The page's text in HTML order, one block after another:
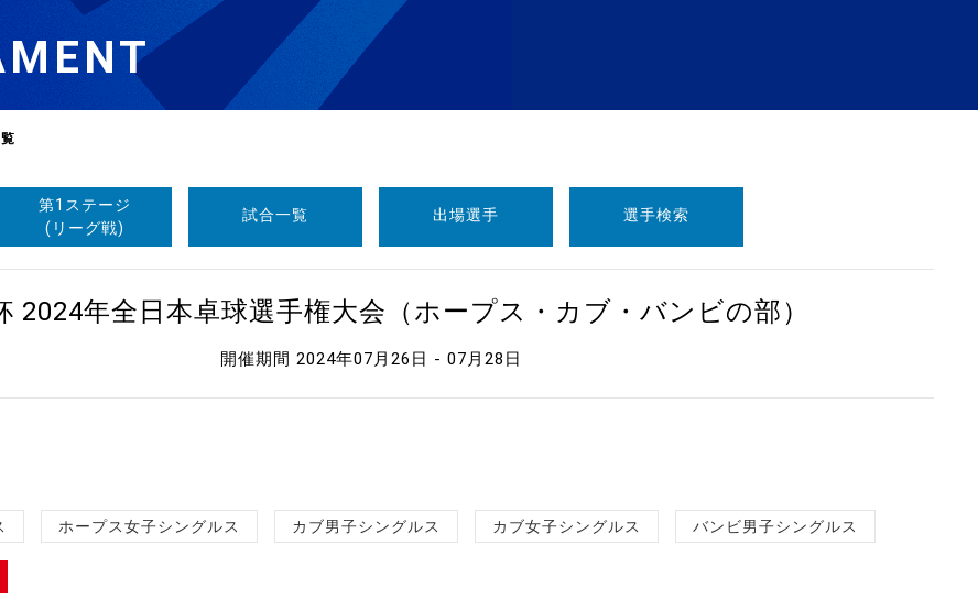
第1ステージ
(リーグ戦)
試合一覧 出場選手 選手検索
2024年全日本卓球選手権大会（ホープス・カブ・バンビの部）
開催期間 2024年07月26日 - 07月28日
ホープス女子シングルス カブ男子シングルス カブ女子シングルス バンビ男子シングルス